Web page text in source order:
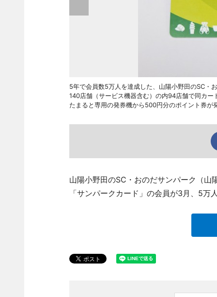
5年で会員数5万人を達成した、山陽小野田のSC・
140店舗（サービス機器含む）の内94店舗で同カ
たまると専用の発券機から500円分のポイント券が
山陽小野田のSC・おのだサンパーク（
「サンパークカード」の会員が3月、5万